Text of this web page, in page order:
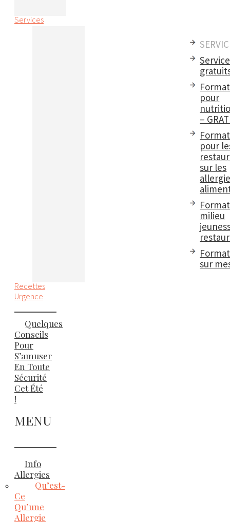
Services
pour
–
pour
sur les
milieu
sur
Recettes
Urgence
Quelques
Conseils
Pour
S’amuser
En Toute
Sécurité
Cet Été
!
MENU
Info
Allergies
Qu’est-
Ce
Qu’une
Allergie